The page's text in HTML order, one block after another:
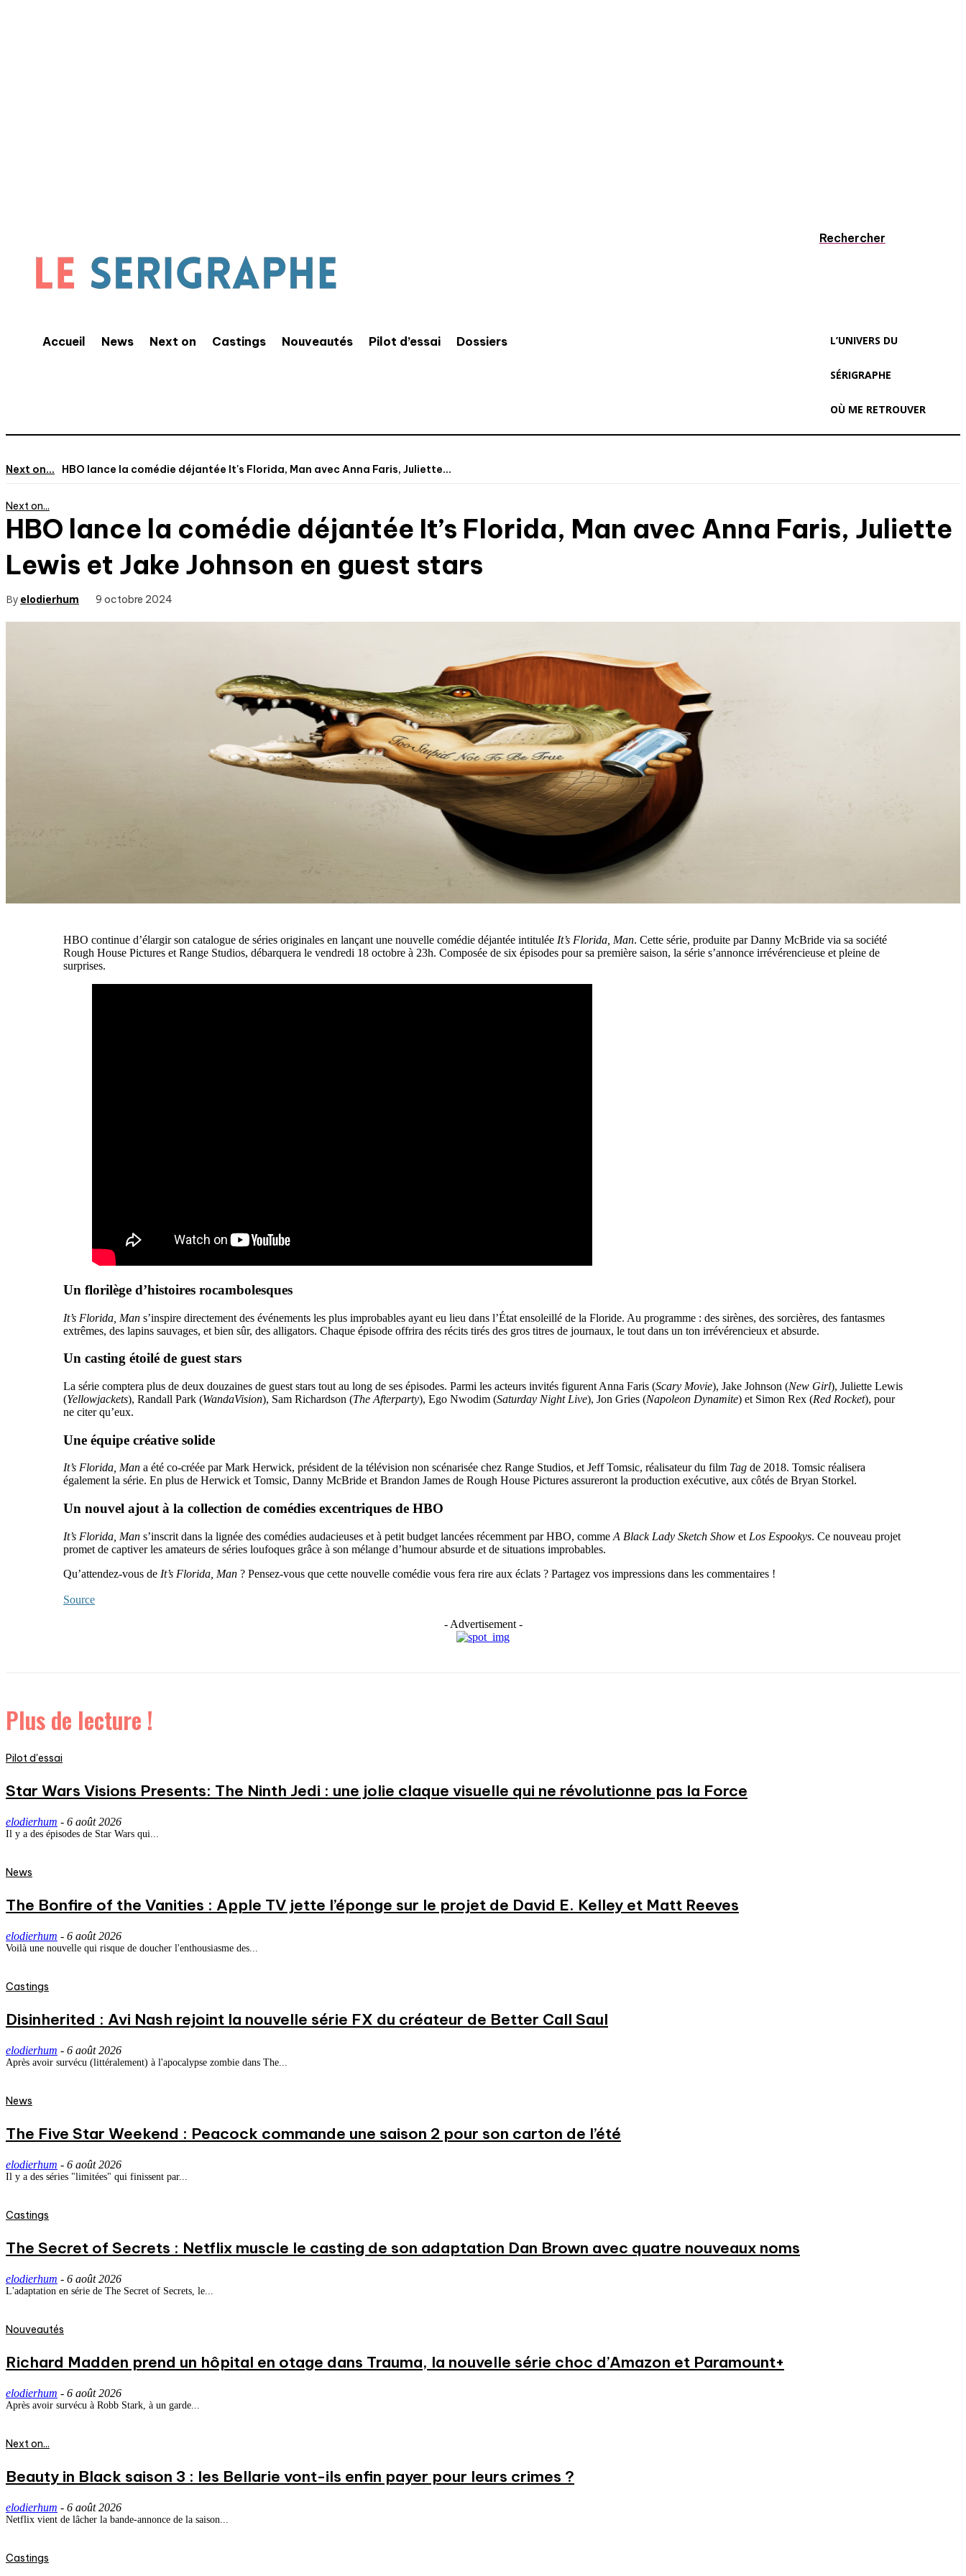
Accueil News Next on Castings Nouveautés Pilot d’essai Dossiers
Rechercher
L’UNIVERS DU
SÉRIGRAPHE
OÙ ME RETROUVER
Next on... HBO lance la comédie déjantée It's Florida, Man avec Anna Faris, Juliette...
Next on...
HBO lance la comédie déjantée It’s Florida, Man avec Anna Faris, Juliette
Lewis et Jake Johnson en guest stars
By elodierhum 9 octobre 2024
HBO continue d’élargir son catalogue de séries originales en lançant une nouvelle comédie déjantée intitulée It’s Florida, Man. Cette série, produite par Danny McBride via sa société
Rough House Pictures et Range Studios, débarquera le vendredi 18 octobre à 23h. Composée de six épisodes pour sa première saison, la série s’annonce irrévérencieuse et pleine de
surprises.
Un florilège d’histoires rocambolesques
It’s Florida, Man s’inspire directement des événements les plus improbables ayant eu lieu dans l’État ensoleillé de la Floride. Au programme : des sirènes, des sorcières, des fantasmes
extrêmes, des lapins sauvages, et bien sûr, des alligators. Chaque épisode offrira des récits tirés des gros titres de journaux, le tout dans un ton irrévérencieux et absurde.
Un casting étoilé de guest stars
La série comptera plus de deux douzaines de guest stars tout au long de ses épisodes. Parmi les acteurs invités figurent Anna Faris (Scary Movie), Jake Johnson (New Girl), Juliette Lewis
(Yellowjackets), Randall Park (WandaVision), Sam Richardson (The Afterparty), Ego Nwodim (Saturday Night Live), Jon Gries (Napoleon Dynamite) et Simon Rex (Red Rocket), pour
ne citer qu’eux.
Une équipe créative solide
It’s Florida, Man a été co-créée par Mark Herwick, président de la télévision non scénarisée chez Range Studios, et Jeff Tomsic, réalisateur du film Tag de 2018. Tomsic réalisera
également la série. En plus de Herwick et Tomsic, Danny McBride et Brandon James de Rough House Pictures assureront la production exécutive, aux côtés de Bryan Storkel.
Un nouvel ajout à la collection de comédies excentriques de HBO
It’s Florida, Man s’inscrit dans la lignée des comédies audacieuses et à petit budget lancées récemment par HBO, comme A Black Lady Sketch Show et Los Espookys. Ce nouveau projet
promet de captiver les amateurs de séries loufoques grâce à son mélange d’humour absurde et de situations improbables.
Qu’attendez-vous de It’s Florida, Man ? Pensez-vous que cette nouvelle comédie vous fera rire aux éclats ? Partagez vos impressions dans les commentaires !
Source
- Advertisement -
Plus de lecture !
Pilot d'essai
Star Wars Visions Presents: The Ninth Jedi : une jolie claque visuelle qui ne révolutionne pas la Force
elodierhum - 6 août 2026
Il y a des épisodes de Star Wars qui...
News
The Bonfire of the Vanities : Apple TV jette l’éponge sur le projet de David E. Kelley et Matt Reeves
elodierhum - 6 août 2026
Voilà une nouvelle qui risque de doucher l'enthousiasme des...
Castings
Disinherited : Avi Nash rejoint la nouvelle série FX du créateur de Better Call Saul
elodierhum - 6 août 2026
Après avoir survécu (littéralement) à l'apocalypse zombie dans The...
News
The Five Star Weekend : Peacock commande une saison 2 pour son carton de l’été
elodierhum - 6 août 2026
Il y a des séries "limitées" qui finissent par...
Castings
The Secret of Secrets : Netflix muscle le casting de son adaptation Dan Brown avec quatre nouveaux noms
elodierhum - 6 août 2026
L'adaptation en série de The Secret of Secrets, le...
Nouveautés
Richard Madden prend un hôpital en otage dans Trauma, la nouvelle série choc d’Amazon et Paramount+
elodierhum - 6 août 2026
Après avoir survécu à Robb Stark, à un garde...
Next on...
Beauty in Black saison 3 : les Bellarie vont-ils enfin payer pour leurs crimes ?
elodierhum - 6 août 2026
Netflix vient de lâcher la bande-annonce de la saison...
Castings